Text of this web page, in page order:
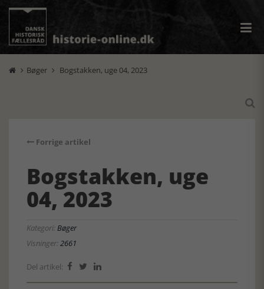
 Bøger  Bogstakken, uge 04, 2023

Forrige artikel
Bogstakken, uge
04, 2023
Kategori:Bøger
Visninger:2661
Del artikel:   